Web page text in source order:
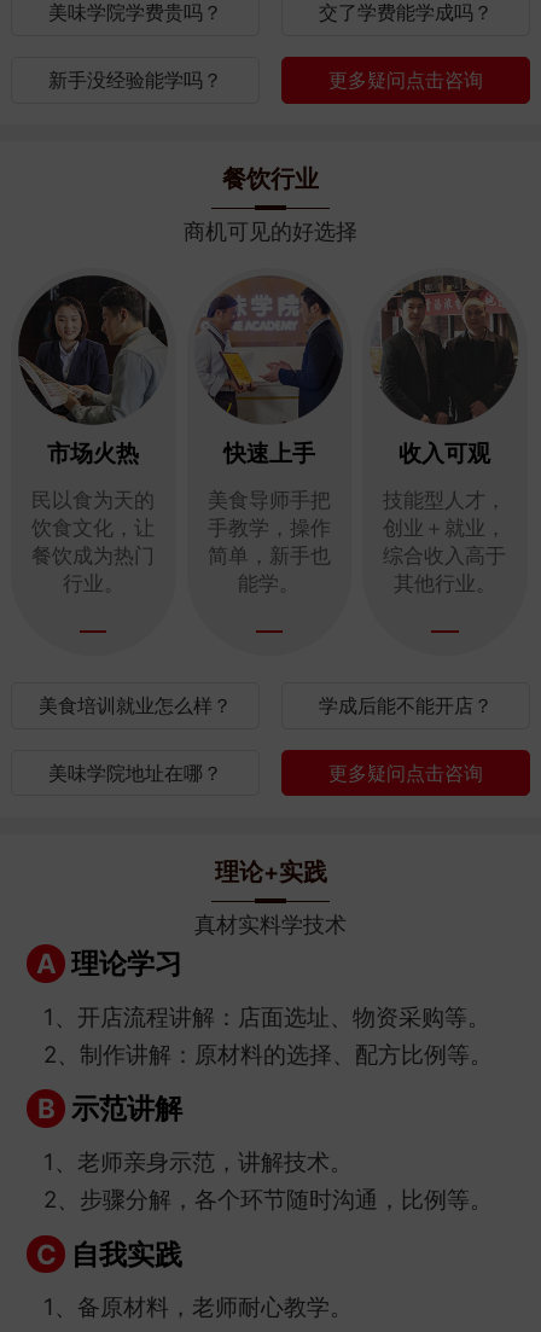
美味学院学费贵吗？ 交了学费能学成吗？
新手没经验能学吗？ 更多疑问点击咨询
餐饮行业
商机可见的好选择
市场火热
民以食为天的
饮食文化，让
餐饮成为热门
行业。
快速上手
美食导师手把
手教学，操作
简单，新手也
能学。
收入可观
技能型人才，
创业＋就业，
综合收入高于
其他行业。
美食培训就业怎么样？ 学成后能不能开店？
美味学院地址在哪？ 更多疑问点击咨询
理论+实践
真材实料学技术
A 理论学习
1、开店流程讲解：店面选址、物资采购等。
2、制作讲解：原材料的选择、配方比例等。
B 示范讲解
1、老师亲身示范，讲解技术。
2、步骤分解，各个环节随时沟通，比例等。
C 自我实践
1、备原材料，老师耐心教学。